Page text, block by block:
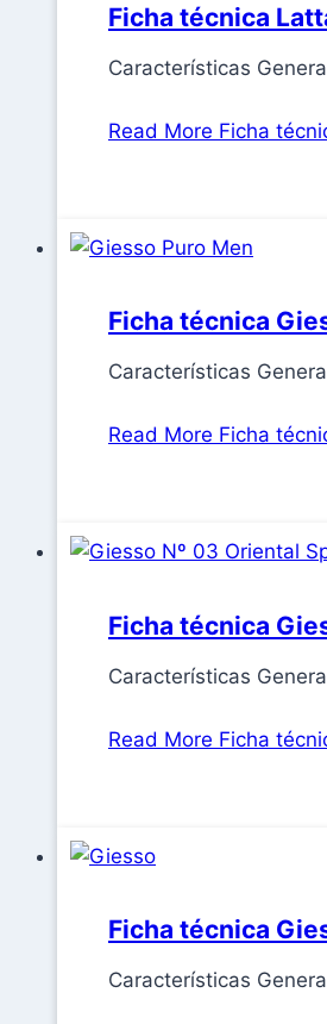
Ficha técnica
Características
Read More Ficha
Ficha técnica
Características
Read More Ficha
Ficha técnica
Características
Read More Ficha
Ficha técnica
Características